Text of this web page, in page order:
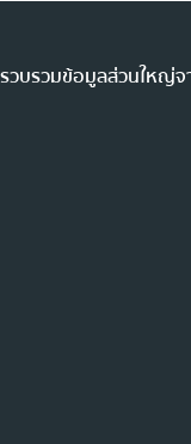
บรวมข้อมูลส่วนใหญ่